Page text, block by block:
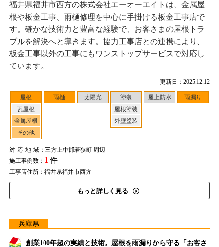
更新日：2025.12.12
屋根
瓦屋根
金属屋根
その他
雨樋 太陽光
塗装
屋根塗装
外壁塗装
屋上防水 雨漏り
対応地域：三方上中郡若狭町 周辺
施工事例数： 1 件
工事店住所：福井県福井市西方
もっと詳しく見る
福井県福井市西方の株式会社エーオーエイトは、金属屋
根や板金工事、雨樋修理を中心に手掛ける板金工事店で
す。確かな技術力と豊富な経験で、お客さまの屋根トラ
ブルを解決へと導きます。協力工事店との連携により、
板金工事以外の工事にもワンストップサービスで対応し
ています。
兵庫県
創業100年超の実績と技術。屋根を雨漏りから守る「お客さ